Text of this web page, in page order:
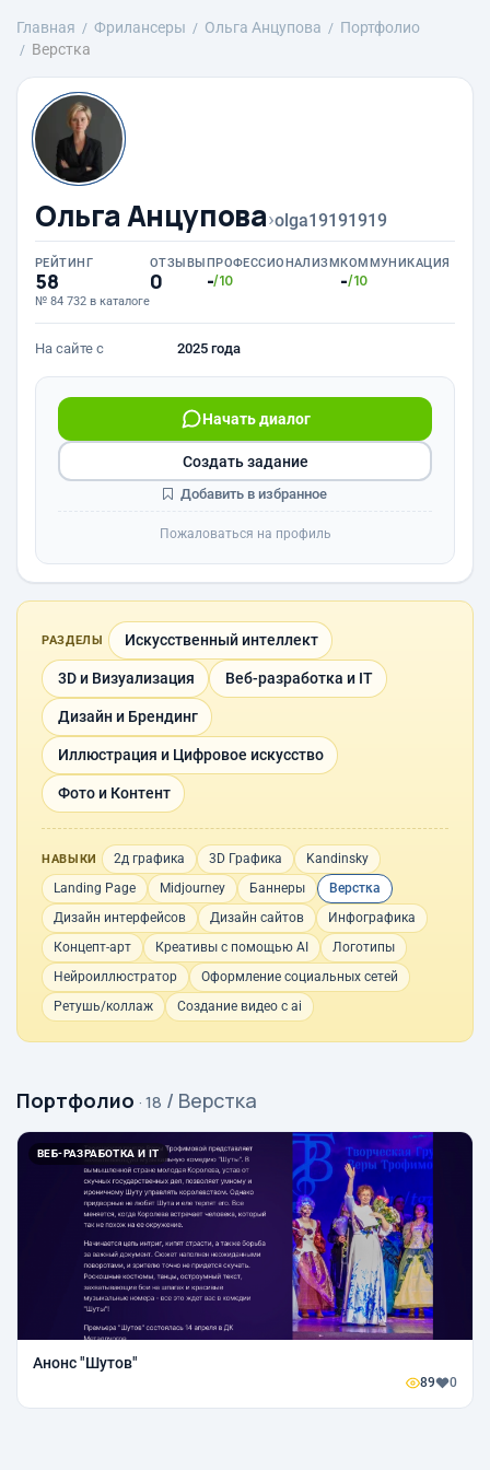
Главная Фрилансеры Ольга Анцупова
Портфолио
Верстка
Ольга Анцупова›olga19191919
РЕЙТИНГ
58
№ 84 732 в каталоге
ОТЗЫВЫ
0
ПРОФЕССИОНАЛИЗМ
-/10
КОММУНИКАЦИЯ
-/10
На сайте с 2025 года
Начать диалог
Создать задание
Добавить в избранное
Пожаловаться на профиль
РАЗДЕЛЫ Искусственный интеллект
3D и Визуализация Веб-разработка и IT
Дизайн и Брендинг
Иллюстрация и Цифровое искусство
Фото и Контент
НАВЫКИ 2д графика 3D Графика
Kandinsky
Landing Page
Midjourney Баннеры
Верстка
Дизайн интерфейсов
Дизайн сайтов
Инфографика
Концепт-арт
Креативы с помощью AI
Логотипы
Нейроиллюстратор
Оформление социальных сетей
Ретушь/коллаж
Создание видео с ai
Портфолио · 18 / Верстка
ВЕБ-РАЗРАБОТКА И IT
Анонс "Шутов"
89 0